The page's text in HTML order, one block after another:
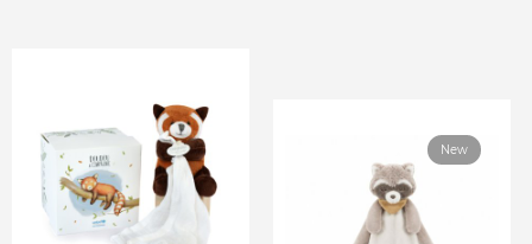
New